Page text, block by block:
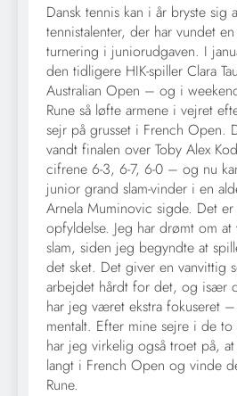
Dansk tennis kan i år bryste sig
tennistalenter, der har vundet
turnering i juniorudgaven. I
den tidligere HIK-spiller Clara
Australian Open – og i
Rune så løfte armene i vejret
sejr på grusset i French Open.
vandt finalen over Toby Alex
cifrene 6-3, 6-7, 6-0 – og nu
junior grand slam-vinder i en
Arnela Muminovic sigde. Det
opfyldelse. Jeg har drømt om
slam, siden jeg begyndte at
det sket. Det giver en vanvittig
arbejdet hårdt for det, og især
har jeg været ekstra fokuseret
mentalt. Efter mine sejre i de
har jeg virkelig også troet på,
langt i French Open og vinde
Rune.